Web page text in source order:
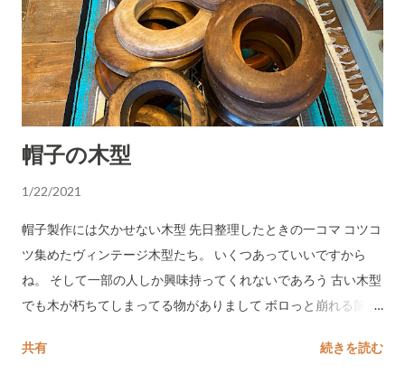
帽子の木型
1/22/2021
帽子製作には欠かせない木型 先日整理したときの一コマ コツコ
ツ集めたヴィンテージ木型たち。 いくつあっていいですから
ね。 そして一部の人しか興味持ってくれないであろう 古い木型
でも木が朽ちてしまってる物がありまして ボロっと崩れる箇所
コソ 店用に木型は作っていますが、作れても修理することもで
共有 続きを読む